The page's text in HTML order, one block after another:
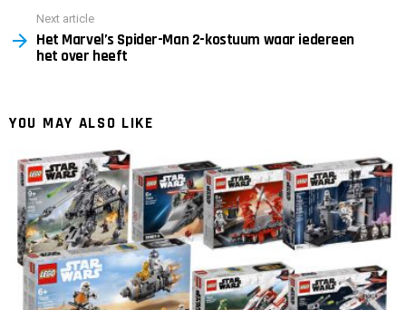
Next article
Het Marvel’s Spider-Man 2-kostuum waar iedereen
het over heeft
YOU MAY ALSO LIKE